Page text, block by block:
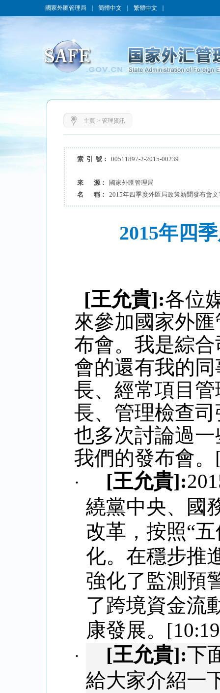
國家外匯管理局 簡體中文 繁體中文
主頁 > 管理資訊
索 引 號： 00511897-2-2015-00239
來 源：
國家外匯管理局
名 稱：
2015年四季度外匯局政策新聞發布會文
2015年四
[王允貴]:各位
來參加國家外
布會。我是綜
會的還有我的
長、經常項目
長、管理檢查
也多次討論過
我們的發布會
· [王允貴]:
繞黨中央、國
改革，按照“
化。在穩步推
強化了監測預
了跨境資金流
康發展。
· [王允貴]:下
給大家介紹一